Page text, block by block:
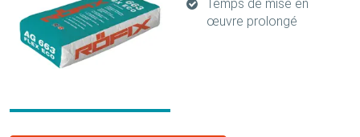
Temps de mise en
œuvre prolongé